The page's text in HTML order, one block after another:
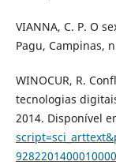
VIANNA, C. P. O
Pagu, Campinas,
WINOCUR, R.
tecnologias
2014. Disponí­vel